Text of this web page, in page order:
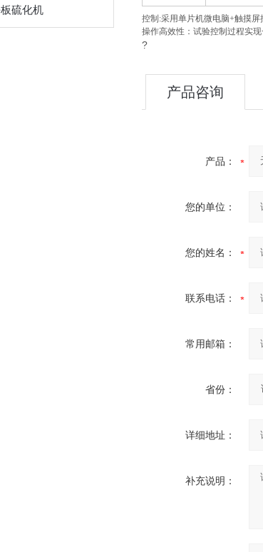
硫化机
控制 :采用单片机微电脑+触摸屏
操作高效性：试验控制过程实
?
产品咨询
产品：
您的单位：
您的姓名：
联系电话：
常用邮箱：
省份：
详细地址：
补充说明：